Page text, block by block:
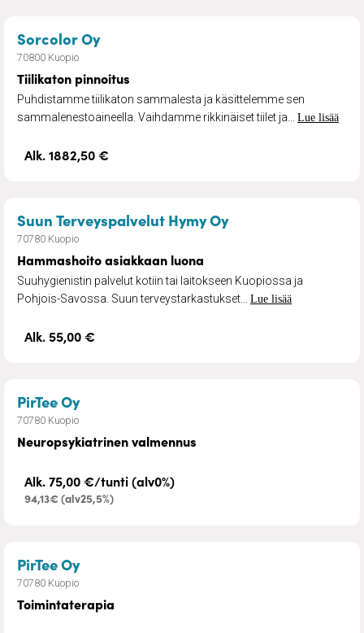
Sorcolor Oy– Tiilikaton pinnoitus
70800 Kuopio
Tiilikaton pinnoitus
Puhdistamme tiilikaton sammalesta ja käsittelemme sen
sammalenestoaineella. Vaihdamme rikkinäiset tiilet ja... Lue lisää
Alk. 1882,50 €
Suun Terveyspalvelut Hymy Oy– Hammashoito
70780 Kuopio
Hammashoito asiakkaan luona
Suuhygienistin palvelut kotiin tai laitokseen Kuopiossa ja
Pohjois-Savossa. Suun terveystarkastukset... Lue lisää
Alk. 55,00 €
PirTee Oy– Neuropsykiatrinen valmennus
70780 Kuopio
Neuropsykiatrinen valmennus
Alk. 75,00 €/tunti (alv0%)
94,13€ (alv25,5%)
PirTee Oy– Toimintaterapia
70780 Kuopio
Toimintaterapia